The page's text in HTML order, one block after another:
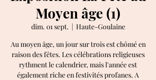
Moyen âge (1)
dim. 01 sept.
  |
Haute-Goulaine
Au moyen âge, un jour sur trois est chômé en
raison des fêtes. Les célébrations religieuses
rythment le calendrier, mais l'année est
également riche en festivités profanes. A